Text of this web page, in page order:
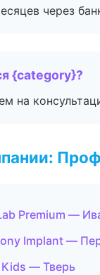
через
{category}?
на
Premium —
Implant —
— Тверь